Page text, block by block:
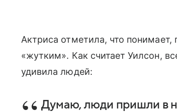
Актриса отметила, что
«жутким». Как считает Уилсон,
удивила людей:
Думаю, люди пришли в